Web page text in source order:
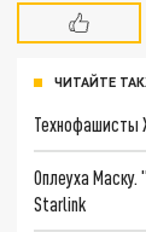
ЧИТАЙТЕ
Технофашисты
Оплеуха
Starlink